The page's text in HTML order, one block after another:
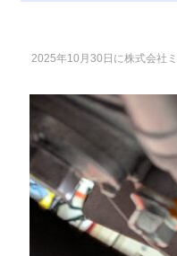
2025年10月30日に株式会社